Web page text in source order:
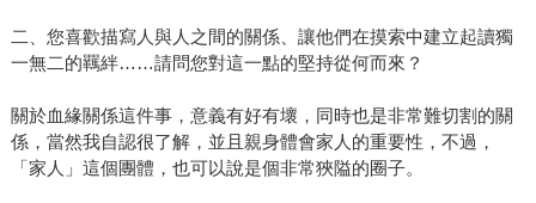
二、您喜歡描寫人與人之間的關係、讓他們在摸索中建立起讀獨
一無二的羈絆……請問您對這一點的堅持從何而來？
關於血緣關係這件事，意義有好有壞，同時也是非常難切割的關
係，當然我自認很了解，並且親身體會家人的重要性，不過，
「家人」這個團體，也可以說是個非常狹隘的圈子。